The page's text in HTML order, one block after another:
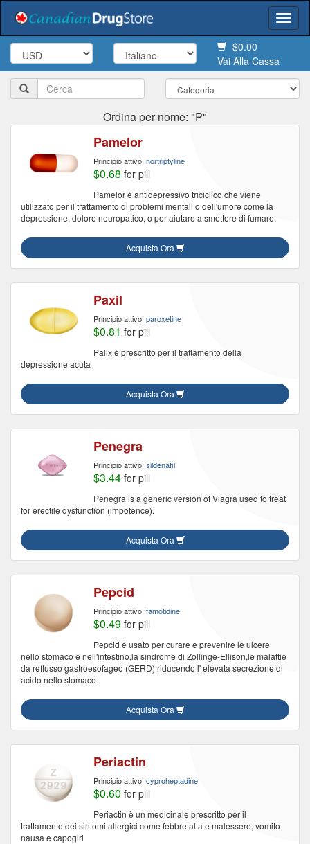
$0.00
Vai Alla Cassa
Ordina per nome: "P"
Pamelor
Principio attivo: nortriptyline
$0.68 for pill
Pamelor è antidepressivo triciclico che viene
utilizzato per il trattamento di problemi mentali o dell'umore come la
depressione, dolore neuropatico, o per aiutare a smettere di fumare.
Acquista Ora
Paxil
Principio attivo: paroxetine
$0.81 for pill
Palix è prescritto per il trattamento della
depressione acuta
Acquista Ora
Penegra
Principio attivo: sildenafil
$3.44 for pill
Penegra is a generic version of Viagra used to treat
for erectile dysfunction (impotence).
Acquista Ora
Pepcid
Principio attivo: famotidine
$0.49 for pill
Pepcid é usato per curare e prevenire le ulcere
nello stomaco e nell'intestino,la sindrome di Zollinge-Ellison,le malattie
da reflusso gastroesofageo (GERD) riducendo l' elevata secrezione di
acido nello stomaco.
Acquista Ora
Periactin
Principio attivo: cyproheptadine
$0.60 for pill
Periactin è un medicinale prescritto per il
trattamento dei sintomi allergici come febbre alta e malessere, vomito
nausa e capogiri